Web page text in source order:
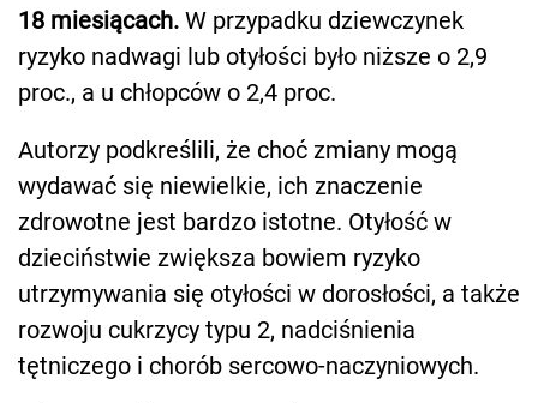
18 miesiącach. W przypadku dziewczynek
ryzyko nadwagi lub otyłości było niższe o 2,9
proc., a u chłopców o 2,4 proc.
Autorzy podkreślili, że choć zmiany mogą
wydawać się niewielkie, ich znaczenie
zdrowotne jest bardzo istotne. Otyłość w
dzieciństwie zwiększa bowiem ryzyko
utrzymywania się otyłości w dorosłości, a także
rozwoju cukrzycy typu 2, nadciśnienia
tętniczego i chorób sercowo-naczyniowych.